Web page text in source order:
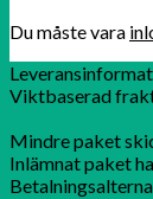
Du måste vara
Viktbaserad
Mindre paket
Inlämnat paket